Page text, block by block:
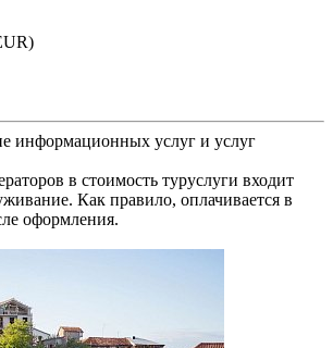
информационных услуг и услуг
в стоимость туруслуги входит
Как правило, оплачивается в
оформления.